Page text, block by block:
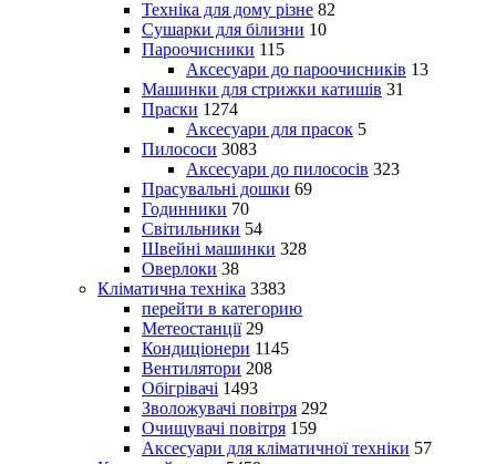
Техніка для дому різне 82
Сушарки для білизни 10
Пароочисники 115
Аксесуари до пароочисників 13
Машинки для стрижки катишів 31
Праски 1274
Аксесуари для прасок 5
Пилососи 3083
Аксесуари до пилососів 323
Прасувальні дошки 69
Годинники 70
Світильники 54
Швейні машинки 328
Оверлоки 38
Кліматична техніка 3383
перейти в категорию
Метеостанції 29
Кондиціонери 1145
Вентилятори 208
Обігрівачі 1493
Зволожувачі повітря 292
Очищувачі повітря 159
Аксесуари для кліматичної техніки 57